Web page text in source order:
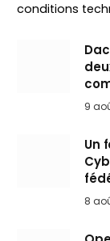
conditions
9
Un
8